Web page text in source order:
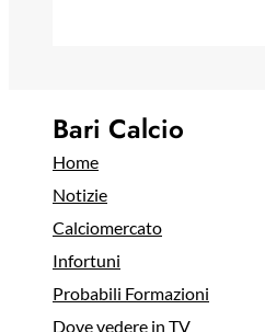
Bari Calcio
Home
Notizie
Calciomercato
Infortuni
Probabili Formazioni
Dove vedere in TV